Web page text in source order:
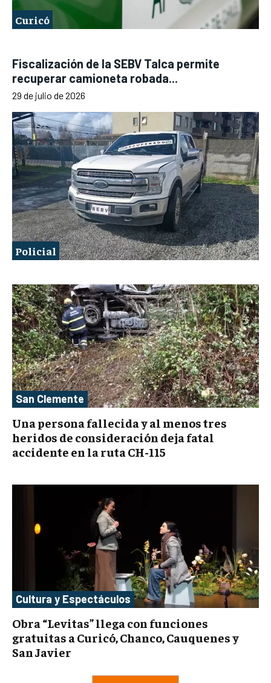
Curicó
Fiscalización de la SEBV Talca permite
recuperar camioneta robada...
29 de julio de 2026
Policial
San Clemente
Una persona fallecida y al menos tres
heridos de consideración deja fatal
accidente en la ruta CH-115
Cultura y Espectáculos
Obra “Levitas” llega con funciones
gratuitas a Curicó, Chanco, Cauquenes y
San Javier